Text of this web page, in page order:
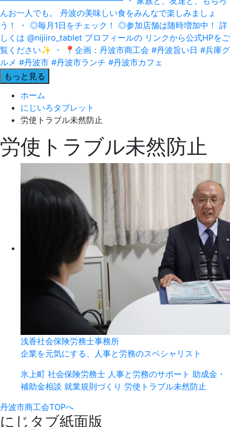
もっと見る
ホーム
にじいろタブレット
労使トラブル未然防止
労使トラブル未然防止
浅香社会保険労務士事務所
企業を元気にする、人事と労務のスペシャリスト
氷上町 社会保険労務士 人事と労務のサポート 助成金・
補助金相談 就業規則づくり 労使トラブル未然防止
丹波市商工会TOPへ
にじタブ紙面版